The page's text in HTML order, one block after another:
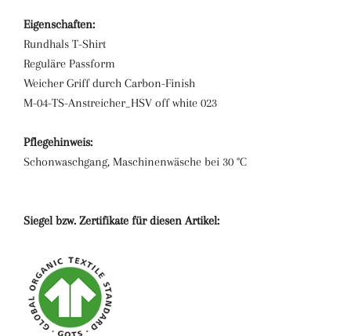
Eigenschaften:
Rundhals T-Shirt
Reguläre Passform
Weicher Griff durch Carbon-Finish
M-04-TS-Anstreicher_HSV off white 023
Pflegehinweis:
Schonwaschgang, Maschinenwäsche bei 30 °C
Siegel bzw. Zertifikate für diesen Artikel: